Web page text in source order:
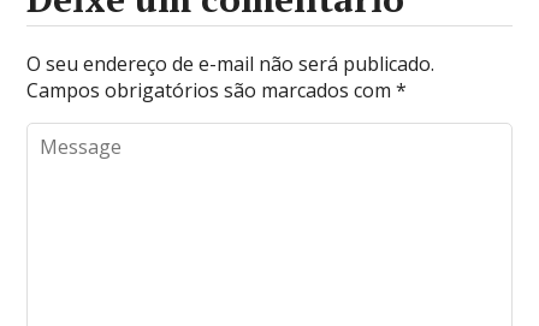
O seu endereço de e-mail não será publicado.
Campos obrigatórios são marcados com*